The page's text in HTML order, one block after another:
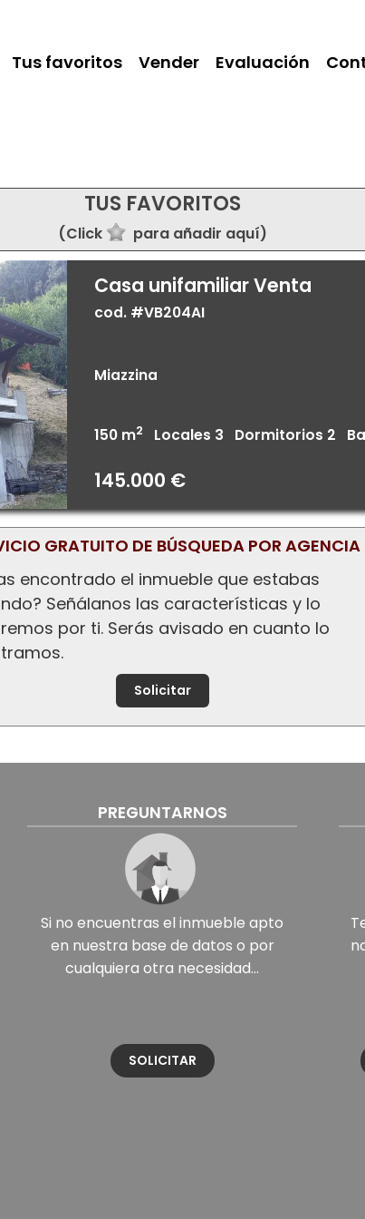
Tus favoritos Vender Evaluación
TUS FAVORITOS
(Click para añadir aquí)
Casa unifamiliar Venta
cod. #VB204AI
Miazzina
150 m2 Locales 3 Dormitorios 2
145.000 €
GRATUITO DE BÚSQUEDA POR AGENCIA
encontrado el inmueble que estabas
Señálanos las características y lo
por ti. Serás avisado en cuanto lo
Solicitar
PREGUNTARNOS
Si no encuentras el inmueble apto
en nuestra base de datos o por
cualquiera otra necesidad...
SOLICITAR